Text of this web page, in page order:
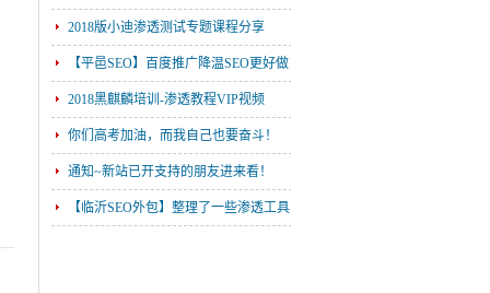
2018版小迪渗透测试专题课程分享
【平邑SEO】百度推广降温SEO更好做
了吗？
2018黑麒麟培训-渗透教程VIP视频
你们高考加油，而我自己也要奋斗！
通知~新站已开支持的朋友进来看！
【临沂SEO外包】整理了一些渗透工具